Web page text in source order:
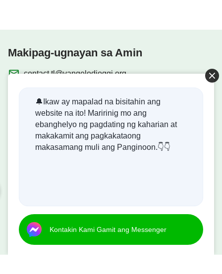
Makipag-ugnayan sa Amin
contact.tl@vangelodioggi.org
Biblia na Madaling Basahin
Ang kaharian ng Diyos ay dumating na sa mundo! Gusto
mo bang makapasok dito?
🔔Ikaw ay mapalad na bisitahin ang
website na ito! Maririnig mo ang
ebanghelyo ng pagdating ng kaharian at
makakamit ang pagkakataong
makasamang muli ang Panginoon.👇👇
Kontakin Kami Gamit ang Messenger